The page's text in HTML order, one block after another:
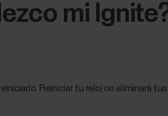
mi
Reiniciar tu reloj no eliminará